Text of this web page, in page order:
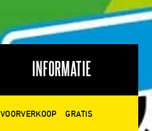
INFORMATIE
VOORVERKOOP GRATIS